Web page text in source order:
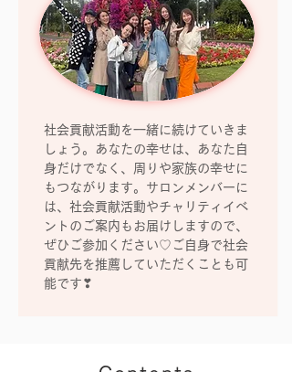
社会貢献活動を一緒に続けていきま
しょう。あなたの幸せは、あなた自
身だけでなく、周りや家族の幸せに
もつながります。サロンメンバーに
は、社会貢献活動やチャリティイベ
ントのご案内もお届けしますので、
ぜひご参加ください♡ご自身で社会
貢献先を推薦していただくことも可
能です❣